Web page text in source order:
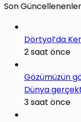
Son Güncellenenler
Dörtyol’da
2 saat önce
Gözümüzün
Dünya
3 saat önce